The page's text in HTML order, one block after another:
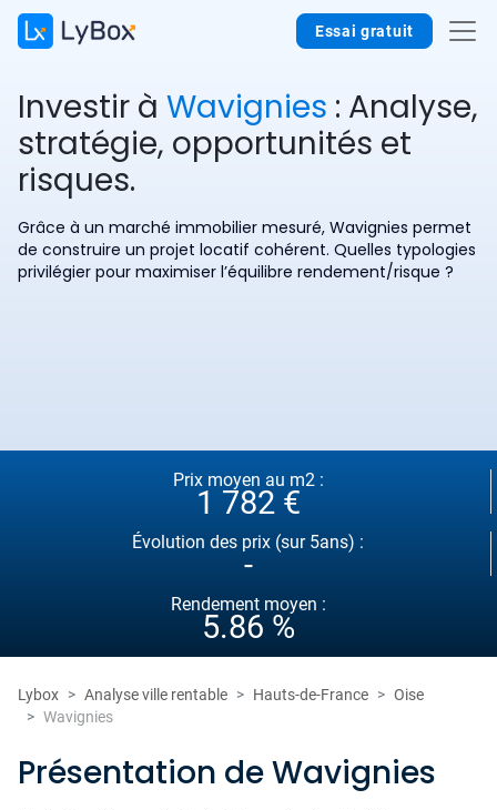
Essai gratuit
Investir à Wavignies : Analyse,
stratégie, opportunités et
risques.
Grâce à un marché immobilier mesuré, Wavignies permet
de construire un projet locatif cohérent. Quelles typologies
privilégier pour maximiser l’équilibre rendement/risque ?
Prix moyen au m2 :
1 782 €
Évolution des prix (sur 5ans) :
-
Rendement moyen :
5.86 %
Lybox Analyse ville rentable Hauts-de-France
Oise
Wavignies
Présentation de Wavignies